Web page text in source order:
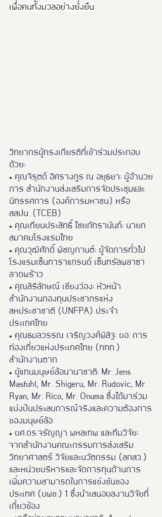
เพื่อคนทั้งมวลอย่างยั่งยืน
วิทยากรผู้ทรงเกียรติที่เข้าร่วมประกอบ
ด้วย:
• คุณจิรุตถ์ อิศรางกูร ณ อยุธยา: ผู้อำนวย
การ สำนักงานส่งเสริมการจัดประชุมและ
นิทรรศการ (องค์การมหาชน) หรือ
สสปน. (TCEB)
• คุณเทียนประสิทธิ์ ไชยภัทรานันท์: นายก
สมาคมโรงแรมไทย
• คุณวุฒิศักดิ์ พิชญกานต์: ผู้จัดการทั่วไป
โรงแรมเซ็นทาราแกรนด์ เซ็นทรัลพลาซา
ลาดพร้าว
• คุณสิริลักษณ์ เชียงว่อง: หัวหน้า
สำนักงานกองทุนประชากรแห่ง
สหประชาชาติ (UNFPA) ประจำ
ประเทศไทย
• คุณธมลวรรณ เจริญวงศ์พิสิฐ: ผอ. การ
ท่องเที่ยวแห่งประเทศไทย (ททท.)
สำนักงานตาก
• ผู้แทนมนุษย์ล้อนานาชาติ: Mr. Jens
Masfuhl, Mr. Shigeru, Mr. Rudovic, Mr.
Ryan, Mr. Rico, Mr. Onuma ซึ่งได้มาร่วม
แบ่งปันประสบการณ์จริงและความต้องการ
ของมนุษย์ล้อ
• ผศ.ดร.จรัญญา พหลเทพ และทีมวิจัย:
จากสำนักงานคณะกรรมการส่งเสริม
วิทยาศาสตร์ วิจัยและนวัตกรรม (สกสว.)
และหน่วยบริหารและจัดการทุนด้านการ
เพิ่มความสามารถในการแข่งขันของ
ประเทศ (บพข.) 1 ซึ่งนำเสนอผลงานวิจัยที่
เกี่ยวข้อง